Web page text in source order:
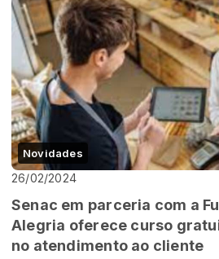
Novidades
26/02/2024
Senac em parceria com a
Alegria oferece curso
no atendimento ao cliente